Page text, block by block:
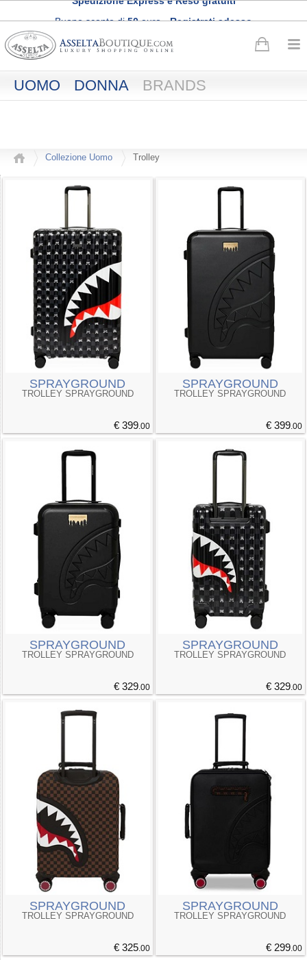
UOMO DONNA BRANDS
Collezione Uomo Trolley
SPRAYGROUND
TROLLEY SPRAYGROUND
€ 399.00
SPRAYGROUND
TROLLEY SPRAYGROUND
€ 399.00
SPRAYGROUND
TROLLEY SPRAYGROUND
€ 329.00
SPRAYGROUND
TROLLEY SPRAYGROUND
€ 329.00
SPRAYGROUND
TROLLEY SPRAYGROUND
€ 325.00
SPRAYGROUND
TROLLEY SPRAYGROUND
€ 299.00